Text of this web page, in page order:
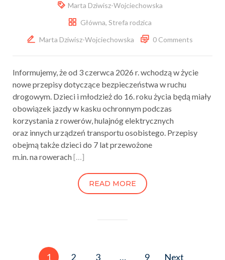
Marta Dziwisz-Wojciechowska
Główna, Strefa rodzica
Marta Dziwisz-Wojciechowska
0 Comments
Informujemy, że od 3 czerwca 2026 r. wchodzą w życie
nowe przepisy dotyczące bezpieczeństwa w ruchu
drogowym. Dzieci i młodzież do 16. roku życia będą miały
obowiązek jazdy w kasku ochronnym podczas
korzystania z rowerów, hulajnóg elektrycznych
oraz innych urządzeń transportu osobistego. Przepisy
obejmą także dzieci do 7 lat przewożone
m.in. na rowerach[…]
READ MORE
Stronicowanie
1 2 3 … 9 Next